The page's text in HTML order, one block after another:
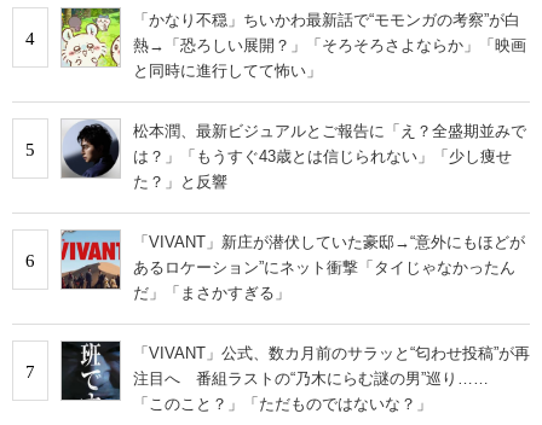
4
「かなり不穏」ちいかわ最新話で“モモンガの考察”が白
熱→「恐ろしい展開？」「そろそろさよならか」「映画
と同時に進行してて怖い」
5
松本潤、最新ビジュアルとご報告に「え？全盛期並みで
は？」「もうすぐ43歳とは信じられない」「少し痩せ
た？」と反響
6
「VIVANT」新庄が潜伏していた豪邸→“意外にもほどが
あるロケーション”にネット衝撃「タイじゃなかったん
だ」「まさかすぎる」
7
「VIVANT」公式、数カ月前のサラッと“匂わせ投稿”が再
注目へ 番組ラストの“乃木にらむ謎の男”巡り……
「このこと？」「ただものではないな？」